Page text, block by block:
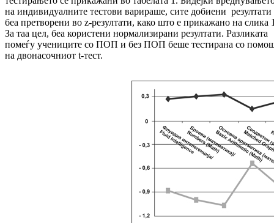
на индивидуалните тестови варираше, сите добиени резултати
беа претворени во z-резултати, како што е прикажано на слика
За таа цел, беа користени нормализирани резултати. Разликата
помеѓу учениците со ПОП и без ПОП беше тестирана со
на двонасочниот t-тест.